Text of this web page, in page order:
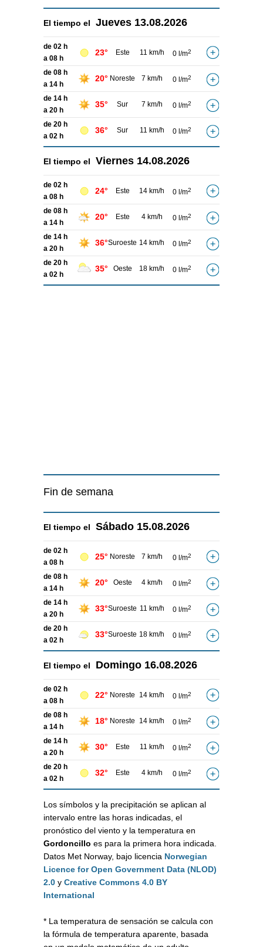
El tiempo el Jueves 13.08.2026
de 02 h
a 08 h
23° Este 11 km/h 0 l/m2
de 08 h
a 14 h
20° Noreste 7 km/h 0 l/m2
de 14 h
a 20 h
35° Sur 7 km/h 0 l/m2
de 20 h
a 02 h
36° Sur 11 km/h 0 l/m2
El tiempo el Viernes 14.08.2026
de 02 h
a 08 h
24° Este 14 km/h 0 l/m2
de 08 h
a 14 h
20° Este 4 km/h 0 l/m2
de 14 h
a 20 h
36°Suroeste 14 km/h 0 l/m2
de 20 h
a 02 h
35° Oeste 18 km/h 0 l/m2
Fin de semana
El tiempo el Sábado 15.08.2026
de 02 h
a 08 h
25° Noreste 7 km/h 0 l/m2
de 08 h
a 14 h
20° Oeste 4 km/h 0 l/m2
de 14 h
a 20 h
33°Suroeste 11 km/h 0 l/m2
de 20 h
a 02 h
33°Suroeste 18 km/h 0 l/m2
El tiempo el Domingo 16.08.2026
de 02 h
a 08 h
22° Noreste 14 km/h 0 l/m2
de 08 h
a 14 h
18° Noreste 14 km/h 0 l/m2
de 14 h
a 20 h
30° Este 11 km/h 0 l/m2
de 20 h
a 02 h
32° Este 4 km/h 0 l/m2
Los símbolos y la precipitación se aplican al
intervalo entre las horas indicadas, el
pronóstico del viento y la temperatura en
Gordoncillo es para la primera hora indicada.
Datos Met Norway, bajo licencia Norwegian
Licence for Open Government Data (NLOD)
2.0 y Creative Commons 4.0 BY
International
* La temperatura de sensación se calcula con
la fórmula de temperatura aparente, basada